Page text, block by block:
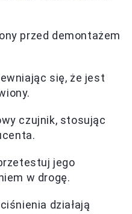
przed demontażem
się, że jest
czujnik, stosując
jego
w drogę.
działają